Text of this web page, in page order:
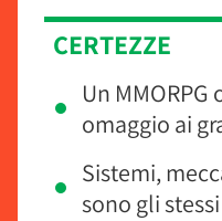
CERTEZZE
Un
omaggio ai
Sistemi,
sono gli